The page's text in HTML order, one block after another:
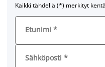
Kaikki tähdellä (*) merkityt
Etunimi *
Sähköposti *